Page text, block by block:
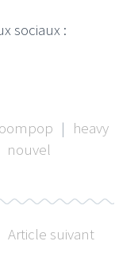
sociaux :
| heavy
nouvel
Article suivant